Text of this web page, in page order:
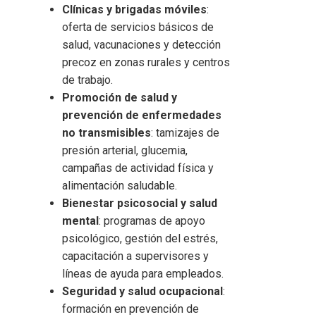
Clínicas y brigadas móviles:
oferta de servicios básicos de
salud, vacunaciones y detección
precoz en zonas rurales y centros
de trabajo.
Promoción de salud y
prevención de enfermedades
no transmisibles: tamizajes de
presión arterial, glucemia,
campañas de actividad física y
alimentación saludable.
Bienestar psicosocial y salud
mental : programas de apoyo
psicológico, gestión del estrés,
capacitación a supervisores y
líneas de ayuda para empleados.
Seguridad y salud ocupacional :
formación en prevención de